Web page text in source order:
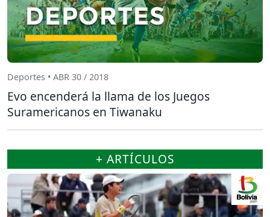
Deportes • ABR 30 / 2018
Evo encenderá la llama de los Juegos
Suramericanos en Tiwanaku
+ ARTÍCULOS